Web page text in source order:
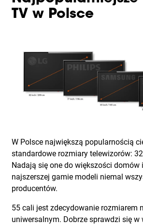
TV w Polsce
W Polsce największą popularnością
standardowe rozmiary telewizorów:
Nadają się one do większości domów
najszerszej gamie modeli niemal
producentów.
55 cali jest zdecydowanie rozmiarem
uniwersalnym. Dobrze sprawdzi się w